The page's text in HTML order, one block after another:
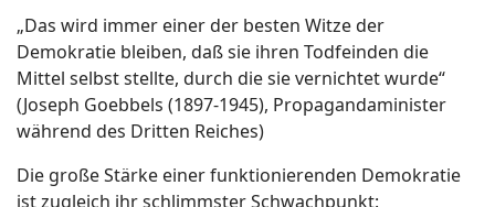
„Das wird immer einer der besten Witze der
Demokratie bleiben, daß sie ihren Todfeinden die
Mittel selbst stellte, durch die sie vernichtet wurde“
(Joseph Goebbels (1897-1945), Propagandaminister
während des Dritten Reiches)
Die große Stärke einer funktionierenden Demokratie
ist zugleich ihr schlimmster Schwachpunkt: